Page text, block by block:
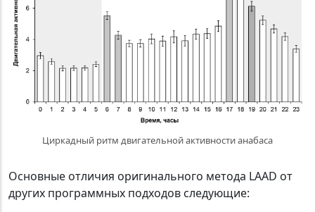
Циркадный ритм двигательной активности анабаса
Основные отличия оригинального метода LAAD от
других программных подходов следующие: